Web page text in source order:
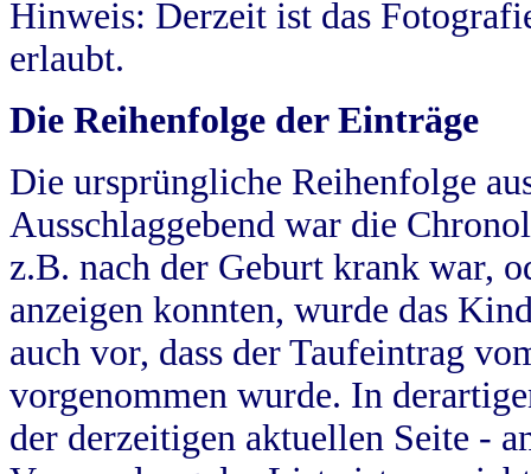
Hinweis: Derzeit ist das
erlaubt.
Die Reihenfolge der Einträge
Die ursprüngliche Reihenfolge
Ausschlaggebend war die
z.B. nach der Geburt krank war,
anzeigen konnten, wurde das
auch vor, dass der Taufeintrag
vorgenommen wurde. In
der derzeitigen aktuellen Seite -